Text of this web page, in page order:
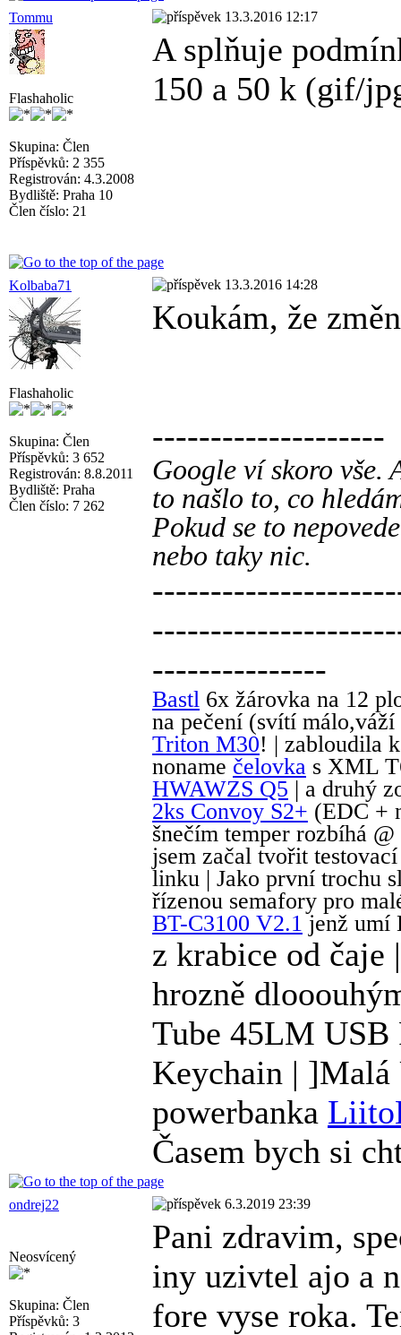
Tommu 13.3.2016 12:17
Flashaholic
Skupina: Člen
Příspěvků: 2 355
Registrován: 4.3.2008
Bydliště: Praha 10
Člen číslo: 21
A splňuje
150 a 50 k (gif/
Kolbaba71 13.3.2016 14:28
Flashaholic
Skupina: Člen
Příspěvků: 3 652
Registrován: 8.8.2011
Bydliště: Praha
Člen číslo: 7 262
Koukám, že
--------------------
Google ví skoro vše.
to našlo to, co
Pokud se to
nebo taky nic.
---------------
Bastl 6x žárovka na 12
na pečení (svítí
Triton M30! | zabloudila
noname čelovka s XML
HWAWZS Q5 | a druhý
2ks Convoy S2+ (EDC +
šnečím temper rozbíhá
jsem začal tvořit
linku | Jako první trochu
řízenou semafory pro
BT-C3100 V2.1 jenž umí
z krabice od
hrozně
Tube 45LM USB
Keychain |
powerbanka
Časem bych si
ondrej22 6.3.2019 23:39
Neosvícený
Skupina: Člen
Příspěvků: 3
Pani zdravim,
iny uzivtel ajo a
fore vyse roka.